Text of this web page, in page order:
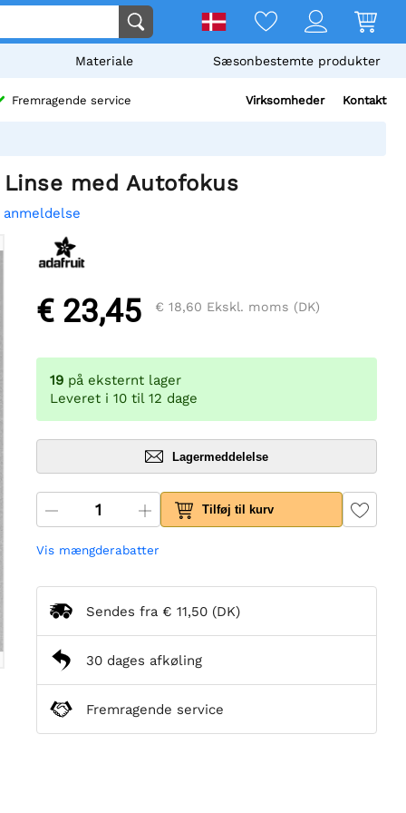
Materiale Sæsonbestemte produkter
Fremragende service Virksomheder Kontakt
med Autofokus
€ 23,45 € 18,60 Ekskl. moms (DK)
19 på eksternt lager
Leveret i 10 til 12 dage
Lagermeddelelse
Tilføj til kurv
Vis mængderabatter
Sendes fra € 11,50 (DK)
30 dages afkøling
Fremragende service